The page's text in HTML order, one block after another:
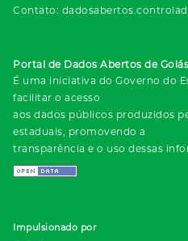
Contato:
Portal de Dados Abertos de Goiás
É uma iniciativa do Governo do
facilitar o acesso
aos dados públicos produzidos
estaduais, promovendo a
transparência e o uso dessas
Impulsionado por